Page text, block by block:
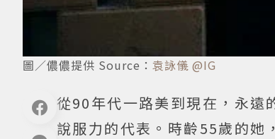
圖／儂儂提供 Source： 袁詠儀 @IG
從90年代一路美到現在，永
說服力的代表。時齡55歲的她